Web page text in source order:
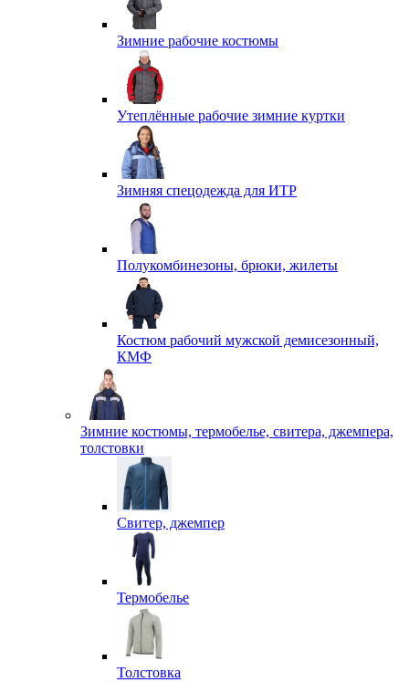
Зимние рабочие костюмы
Утеплённые рабочие зимние куртки
Зимняя спецодежда для ИТР
Полукомбинезоны, брюки, жилеты
Костюм рабочий мужской демисезонный,
КМФ
Зимние костюмы, термобелье, свитера, джемпера,
толстовки
Свитер, джемпер
Термобелье
Толстовка